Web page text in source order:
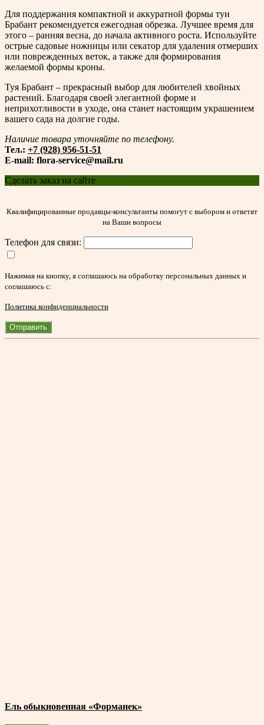
Для поддержания компактной и аккуратной формы туи
Брабант рекомендуется ежегодная обрезка. Лучшее время для
этого – ранняя весна, до начала активного роста. Используйте
острые садовые ножницы или секатор для удаления отмерших
или поврежденных веток, а также для формирования
желаемой формы кроны.
Туя Брабант – прекрасный выбор для любителей хвойных
растений. Благодаря своей элегантной форме и
неприхотливости в уходе, она станет настоящим украшением
вашего сада на долгие годы.
Наличие товара уточняйте по телефону.
Тел.: +7 (928) 956-51-51
E-mail: flora-service@mail.ru
Сделать заказ на сайте
Квалифицированные продавцы-консультанты помогут с выбором и ответят
на Ваши вопросы
Телефон для связи:
Нажимая на кнопку, я соглашаюсь на обработку персональных данных и
соглашаюсь с:
Политика конфиденциальности
Отправить
Ель обыкновенная «Форманек»